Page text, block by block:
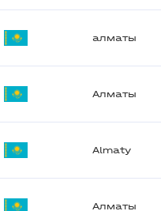
алматы
Алматы
Almaty
Алматы